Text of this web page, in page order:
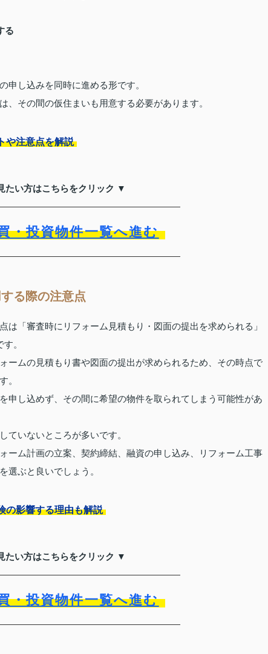
る
申し込みを同時に進める形です。
その間の仮住まいも用意する必要があります。
や注意点を解説
たい方はこちらをクリック ▼
・投資物件一覧へ進む
る際の注意点
は「審査時にリフォーム見積もり・図面の提出を求められる」
。
ームの見積もり書や図面の提出が求められるため、その時点で
。
申し込めず、その間に希望の物件を取られてしまう可能性があ
ていないところが多いです。
ーム計画の立案、契約締結、融資の申し込み、リフォーム工事
選ぶと良いでしょう。
の影響する理由も解説
たい方はこちらをクリック ▼
・投資物件一覧へ進む